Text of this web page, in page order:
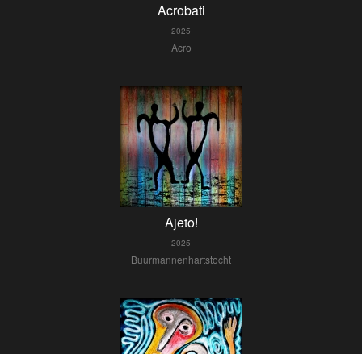
Acrobati
2025
Acro
Ajeto!
2025
Buurmannenhartstocht